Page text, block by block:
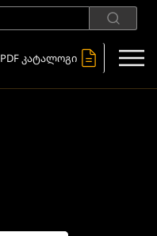
PDF კატალოგი